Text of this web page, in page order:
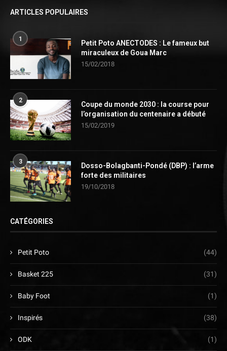
ARTICLES POPULAIRES
1
Petit Poto ANECTODES : Le fameux but
miraculeux de Goua Marc
15/02/2018
2
Coupe du monde 2030 : la course pour
l’organisation du centenaire a débuté
15/02/2019
3
Dosso-Bolagbanti-Pondé (DBP) : l’arme
forte des militaires
19/10/2018
CATÉGORIES
Petit Poto (44)
Basket 225 (31)
Baby Foot (1)
Inspirés (38)
ODK (1)